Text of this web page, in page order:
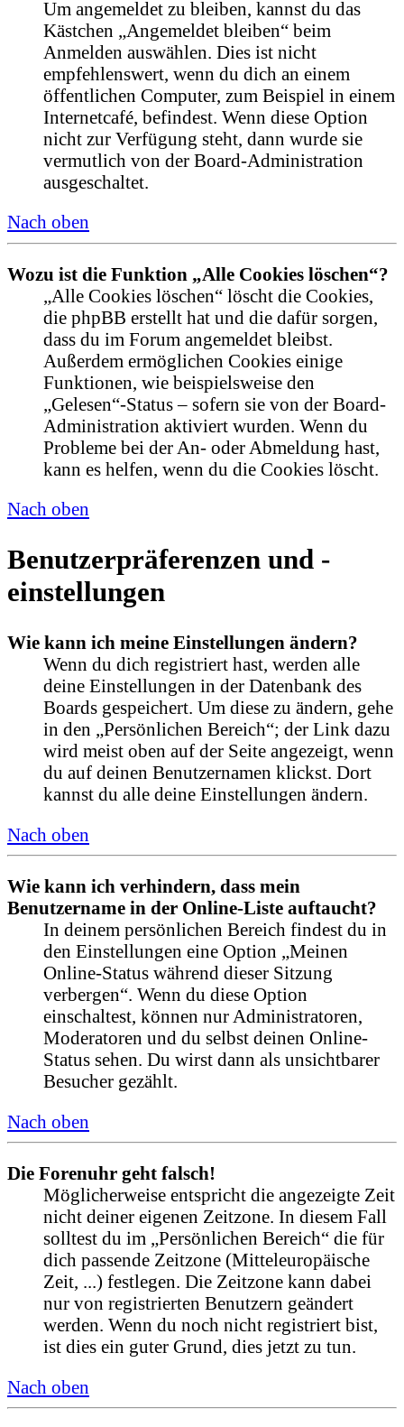
Um angemeldet zu bleiben, kannst du das
Kästchen „Angemeldet bleiben“ beim
Anmelden auswählen. Dies ist nicht
empfehlenswert, wenn du dich an einem
öffentlichen Computer, zum Beispiel in einem
Internetcafé, befindest. Wenn diese Option
nicht zur Verfügung steht, dann wurde sie
vermutlich von der Board-Administration
ausgeschaltet.
Nach oben
Wozu ist die Funktion „Alle Cookies löschen“?
„Alle Cookies löschen“ löscht die Cookies,
die phpBB erstellt hat und die dafür sorgen,
dass du im Forum angemeldet bleibst.
Außerdem ermöglichen Cookies einige
Funktionen, wie beispielsweise den
„Gelesen“-Status – sofern sie von der Board-
Administration aktiviert wurden. Wenn du
Probleme bei der An- oder Abmeldung hast,
kann es helfen, wenn du die Cookies löscht.
Nach oben
Benutzerpräferenzen und -
einstellungen
Wie kann ich meine Einstellungen ändern?
Wenn du dich registriert hast, werden alle
deine Einstellungen in der Datenbank des
Boards gespeichert. Um diese zu ändern, gehe
in den „Persönlichen Bereich“; der Link dazu
wird meist oben auf der Seite angezeigt, wenn
du auf deinen Benutzernamen klickst. Dort
kannst du alle deine Einstellungen ändern.
Nach oben
Wie kann ich verhindern, dass mein
Benutzername in der Online-Liste auftaucht?
In deinem persönlichen Bereich findest du in
den Einstellungen eine Option „Meinen
Online-Status während dieser Sitzung
verbergen“. Wenn du diese Option
einschaltest, können nur Administratoren,
Moderatoren und du selbst deinen Online-
Status sehen. Du wirst dann als unsichtbarer
Besucher gezählt.
Nach oben
Die Forenuhr geht falsch!
Möglicherweise entspricht die angezeigte Zeit
nicht deiner eigenen Zeitzone. In diesem Fall
solltest du im „Persönlichen Bereich“ die für
dich passende Zeitzone (Mitteleuropäische
Zeit, ...) festlegen. Die Zeitzone kann dabei
nur von registrierten Benutzern geändert
werden. Wenn du noch nicht registriert bist,
ist dies ein guter Grund, dies jetzt zu tun.
Nach oben